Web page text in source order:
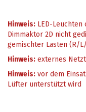
Hinweis: LED-
Dimmaktor 2D nicht
gemischter Lasten (R/
Hinweis: externes
Hinweis: vor dem
Lüfter unterstützt wird